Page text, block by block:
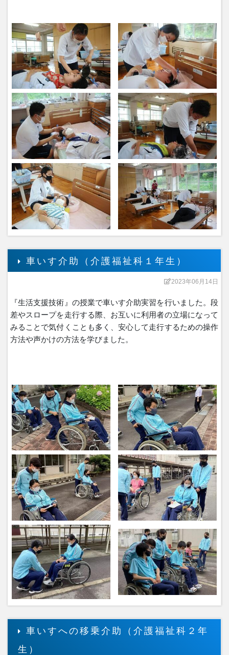
車いす介助（介護福祉科１年生）
2023年06月14日
『生活支援技術』の授業で車いす介助実習を行いました。段
差やスロープを走行する際、お互いに利用者の立場になって
みることで気付くことも多く、安心して走行するための操作
方法や声かけの方法を学びました。
車いすへの移乗介助（介護福祉科２年
生）